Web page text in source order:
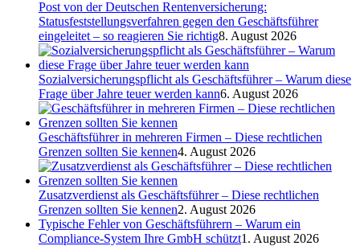
Post von der Deutschen Rentenversicherung:
Statusfeststellungsverfahren gegen den Geschäftsführer
eingeleitet – so reagieren Sie richtig8. August 2026
Sozialversicherungspflicht als Geschäftsführer – Warum diese
Frage über Jahre teuer werden kann6. August 2026
Geschäftsführer in mehreren Firmen – Diese rechtlichen
Grenzen sollten Sie kennen4. August 2026
Zusatzverdienst als Geschäftsführer – Diese rechtlichen
Grenzen sollten Sie kennen2. August 2026
Typische Fehler von Geschäftsführern – Warum ein
Compliance-System Ihre GmbH schützt1. August 2026